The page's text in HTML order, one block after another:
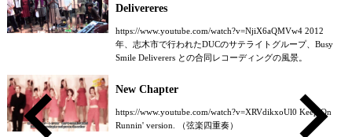
Delivereres
https://www.youtube.com/watch?v=NjiX6aQMVw4 2012
年、志木市で行われたDUCのサテライトグループ、Busy
Smile Deliverers との合同レコーディングの風景。
New Chapter
https://www.youtube.com/watch?v=XRVdikxoUl0 Keep On
Runnin' version. （弦楽四重奏）